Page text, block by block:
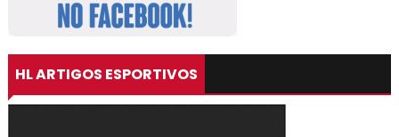
HL ARTIGOS ESPORTIVOS